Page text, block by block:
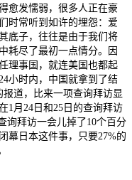
愈发懦弱，很多人正在豪
时常听到如许的埋怨：爱
底子，往往是由于我们将
耗尽了最初一点情分。因
理事国，就连美国也都起
小时内，中国就拿到了结
道，比来一项查询拜访显
1月24日和25日的查询拜访
询拜访一会儿掉了10个百分
幕日本这件事，只要27%的